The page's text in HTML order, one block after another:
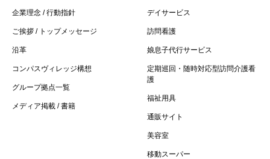
企業理念 / 行動指針
ご挨拶 / トップメッセージ
沿革
コンパスヴィレッジ構想
グループ拠点一覧
メディア掲載 / 書籍
デイサービス
訪問看護
娘息子代行サービス
定期巡回・随時対応型訪問介護看
護
福祉用具
通販サイト
美容室
移動スーパー